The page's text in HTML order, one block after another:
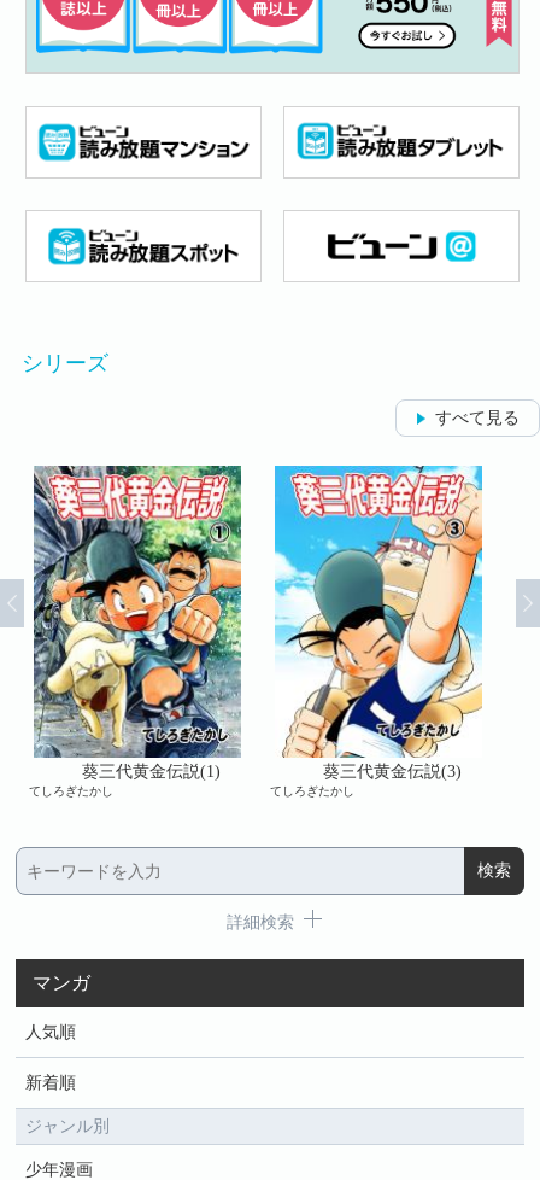
シリーズ
すべて見る
葵三代黄金伝説(1)
てしろぎたかし
葵三代黄金伝説(3)
てしろぎたかし
詳細検索
マンガ
人気順
新着順
ジャンル別
少年漫画